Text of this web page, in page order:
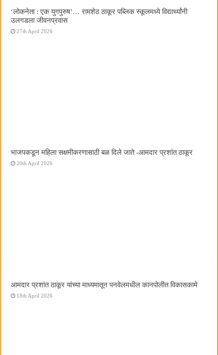
‌‘लोकनेता : एक युगपुरुष‌’… रामशेठ ठाकूर पब्लिक स्कूलमध्ये विद्यार्थ्यांनी
उलगडला जीवनप्रवास
27th April 2026
भाजपकडून महिला सक्षमीकरणासाठी बळ दिले जाते -आमदार प्रशांत ठाकूर
20th April 2026
आमदार प्रशांत ठाकूर यांच्या माध्यमातून पनवेलमधील कानपोलीत विकासकामे
18th April 2026